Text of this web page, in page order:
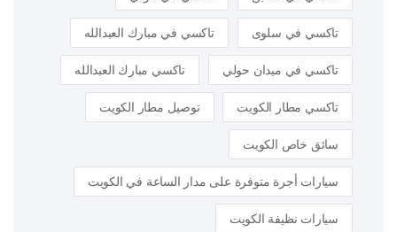
تاكسي في سلوى تاكسي في مبارك العبدالله
تاكسي في ميدان حولي تاكسي مبارك العبدالله
تاكسي مطار الكويت توصيل مطار الكويت
سائق خاص الكويت
سيارات أجرة متوفرة على مدار الساعة في الكويت
سيارات نظيفة الكويت